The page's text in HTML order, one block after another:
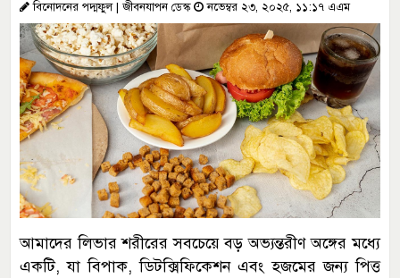
বিনোদনের পদ্মফুল | জীবনযাপন ডেস্ক নভেম্বর ২৩, ২০২৫, ১১:১৭ এএম
আমাদের লিভার শরীরের সবচেয়ে বড় অভ্যন্তরীণ অঙ্গের মধ্যে
একটি, যা বিপাক, ডিটক্সিফিকেশন এবং হজমের জন্য পিত্ত